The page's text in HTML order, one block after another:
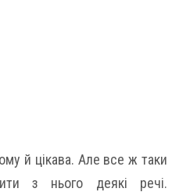
й цікава. Але все ж таки
з нього деякі речі.